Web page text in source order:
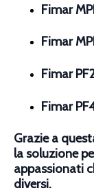
Fimar
Fimar
Fimar
Fimar
Grazie a
la soluzione
appassionati
diversi.